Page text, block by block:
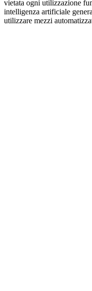
vietata ogni utilizzazione
intelligenza artificiale
utilizzare mezzi